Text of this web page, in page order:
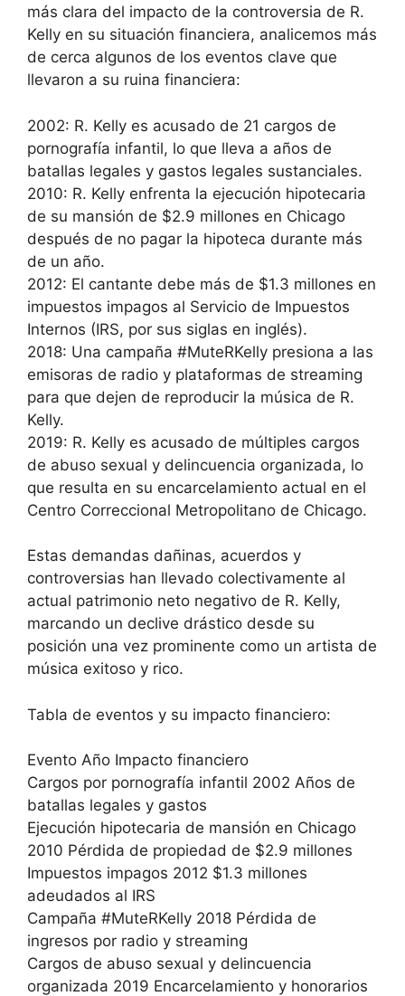
más clara del impacto de la controversia de R.
Kelly en su situación financiera, analicemos más
de cerca algunos de los eventos clave que
llevaron a su ruina financiera:
2002: R. Kelly es acusado de 21 cargos de
pornografía infantil, lo que lleva a años de
batallas legales y gastos legales sustanciales.
2010: R. Kelly enfrenta la ejecución hipotecaria
de su mansión de $2.9 millones en Chicago
después de no pagar la hipoteca durante más
de un año.
2012: El cantante debe más de $1.3 millones en
impuestos impagos al Servicio de Impuestos
Internos (IRS, por sus siglas en inglés).
2018: Una campaña #MuteRKelly presiona a las
emisoras de radio y plataformas de streaming
para que dejen de reproducir la música de R.
Kelly.
2019: R. Kelly es acusado de múltiples cargos
de abuso sexual y delincuencia organizada, lo
que resulta en su encarcelamiento actual en el
Centro Correccional Metropolitano de Chicago.
Estas demandas dañinas, acuerdos y
controversias han llevado colectivamente al
actual patrimonio neto negativo de R. Kelly,
marcando un declive drástico desde su
posición una vez prominente como un artista de
música exitoso y rico.
Tabla de eventos y su impacto financiero:
Evento Año Impacto financiero
Cargos por pornografía infantil 2002 Años de
batallas legales y gastos
Ejecución hipotecaria de mansión en Chicago
2010 Pérdida de propiedad de $2.9 millones
Impuestos impagos 2012 $1.3 millones
adeudados al IRS
Campaña #MuteRKelly 2018 Pérdida de
ingresos por radio y streaming
Cargos de abuso sexual y delincuencia
organizada 2019 Encarcelamiento y honorarios